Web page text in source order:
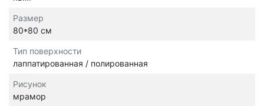
Размер
80*80 см
Тип поверхности
лаппатированная / полированная
Рисунок
мрамор